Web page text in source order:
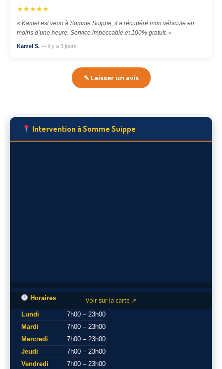
★★★★★
« Kamel est venu à Somme Suippe, il a récupéré mon véhicule en
moins d’une heure. Service impeccable et 100% gratuit. »
Kamel S. — il y a 3 jours
✎ Laisser un avis
Intervention à Somme Suippe
Voir sur la carte ↗
Horaires
Lundi
7h00 – 23h00
Mardi
7h00 – 23h00
Mercredi
7h00 – 23h00
Jeudi
7h00 – 23h00
Vendredi
7h00 – 23h00